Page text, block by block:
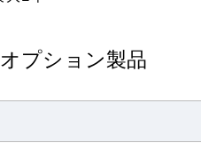
プション製品